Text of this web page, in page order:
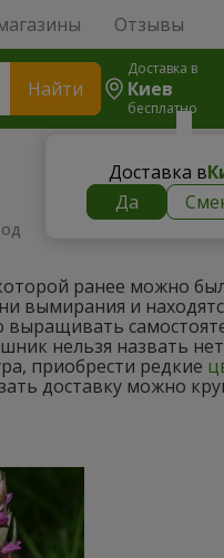
Отзывы
Найти
Доставка в
Киев
бесплатно
Доставка в
Да
ранее можно
вымирания и
нельзя назвать
приобрести редкие
доставку можно